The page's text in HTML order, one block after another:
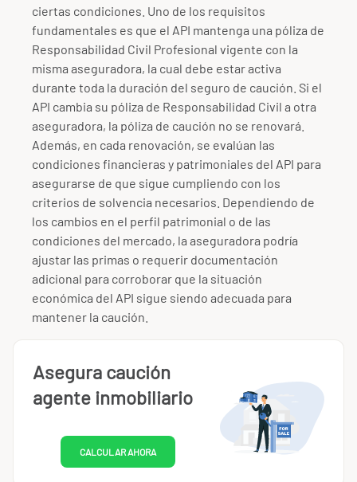
ciertas condiciones. Uno de los requisitos
fundamentales es que el API mantenga una póliza de
Responsabilidad Civil Profesional vigente con la
misma aseguradora, la cual debe estar activa
durante toda la duración del seguro de caución. Si el
API cambia su póliza de Responsabilidad Civil a otra
aseguradora, la póliza de caución no se renovará.
Además, en cada renovación, se evalúan las
condiciones financieras y patrimoniales del API para
asegurarse de que sigue cumpliendo con los
criterios de solvencia necesarios. Dependiendo de
los cambios en el perfil patrimonial o de las
condiciones del mercado, la aseguradora podría
ajustar las primas o requerir documentación
adicional para corroborar que la situación
económica del API sigue siendo adecuada para
mantener la caución.
Asegura caución
agente inmobiliario
CALCULAR AHORA